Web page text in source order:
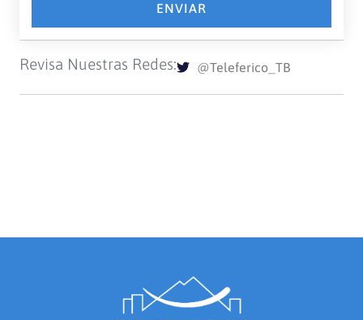
ENVIAR
Revisa Nuestras Redes: @Teleferico_TB